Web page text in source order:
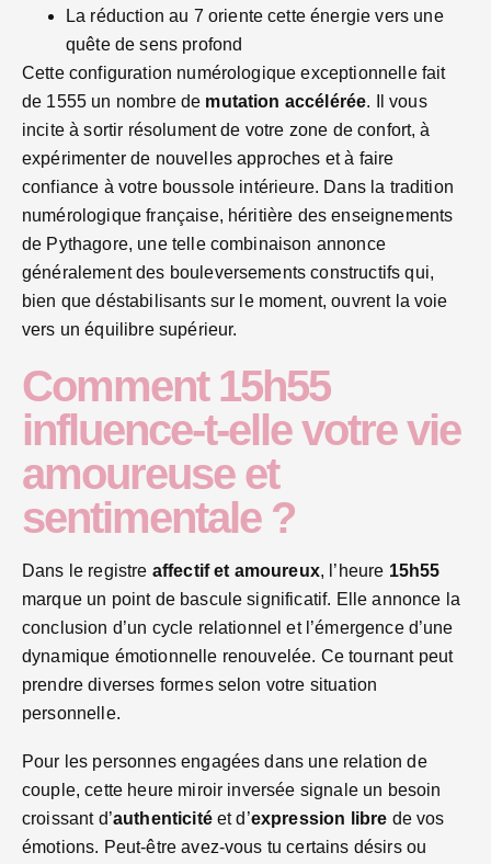
La réduction au 7 oriente cette énergie vers une
quête de sens profond
Cette configuration numérologique exceptionnelle fait
de 1555 un nombre de mutation accélérée. Il vous
incite à sortir résolument de votre zone de confort, à
expérimenter de nouvelles approches et à faire
confiance à votre boussole intérieure. Dans la tradition
numérologique française, héritière des enseignements
de Pythagore, une telle combinaison annonce
généralement des bouleversements constructifs qui,
bien que déstabilisants sur le moment, ouvrent la voie
vers un équilibre supérieur.
Comment 15h55
influence-t-elle votre vie
amoureuse et
sentimentale ?
Dans le registre affectif et amoureux, l’heure 15h55
marque un point de bascule significatif. Elle annonce la
conclusion d’un cycle relationnel et l’émergence d’une
dynamique émotionnelle renouvelée. Ce tournant peut
prendre diverses formes selon votre situation
personnelle.
Pour les personnes engagées dans une relation de
couple, cette heure miroir inversée signale un besoin
croissant d’authenticitéet d’expression libre de vos
émotions. Peut-être avez-vous tu certains désirs ou